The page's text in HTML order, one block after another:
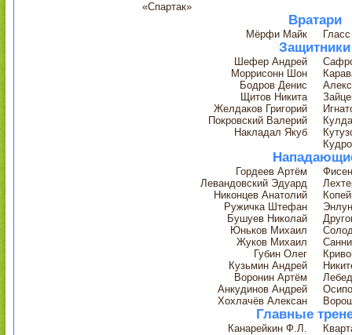
«Спартак»
Вратари
Мёрфи Майк
Защитники
Шефер Андрей
Моррисонн Шон
Бодров Денис
Щитов Никита
Желдаков Григорий
Покровский Валерий
Накладал Якуб
Гордеев Артём
Левандовский Эдуард
Никонцев Анатолий
Ружичка Штефан
Бушуев Николай
Юньков Михаил
Жуков Михаил
Губин Олег
Кузьмин Андрей
Воронин Артём
Анкудинов Андрей
Хохлачёв Алексан
Главные
Канарейкин Ф.Л.